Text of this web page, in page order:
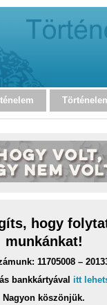
hogy
munkánkat!
11705008 –
bankkártyával itt
Nagyon köszönjük.